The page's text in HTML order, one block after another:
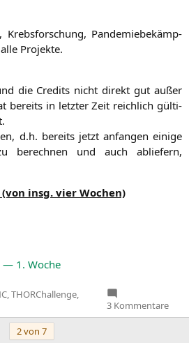
Krebs­for­schung, Pan­de­mie­be­kämp­
Projekte.
die Cre­dits nicht direkt gut außer
bereits in letz­ter Zeit reich­lich gül­ti­
d.h. bereits jetzt anfan­gen eini­ge
berech­nen und auch ablie­fern,
insg. vier Wochen)
— 1. Woche
THORChallenge
3 Kommentarezu
2 von 7